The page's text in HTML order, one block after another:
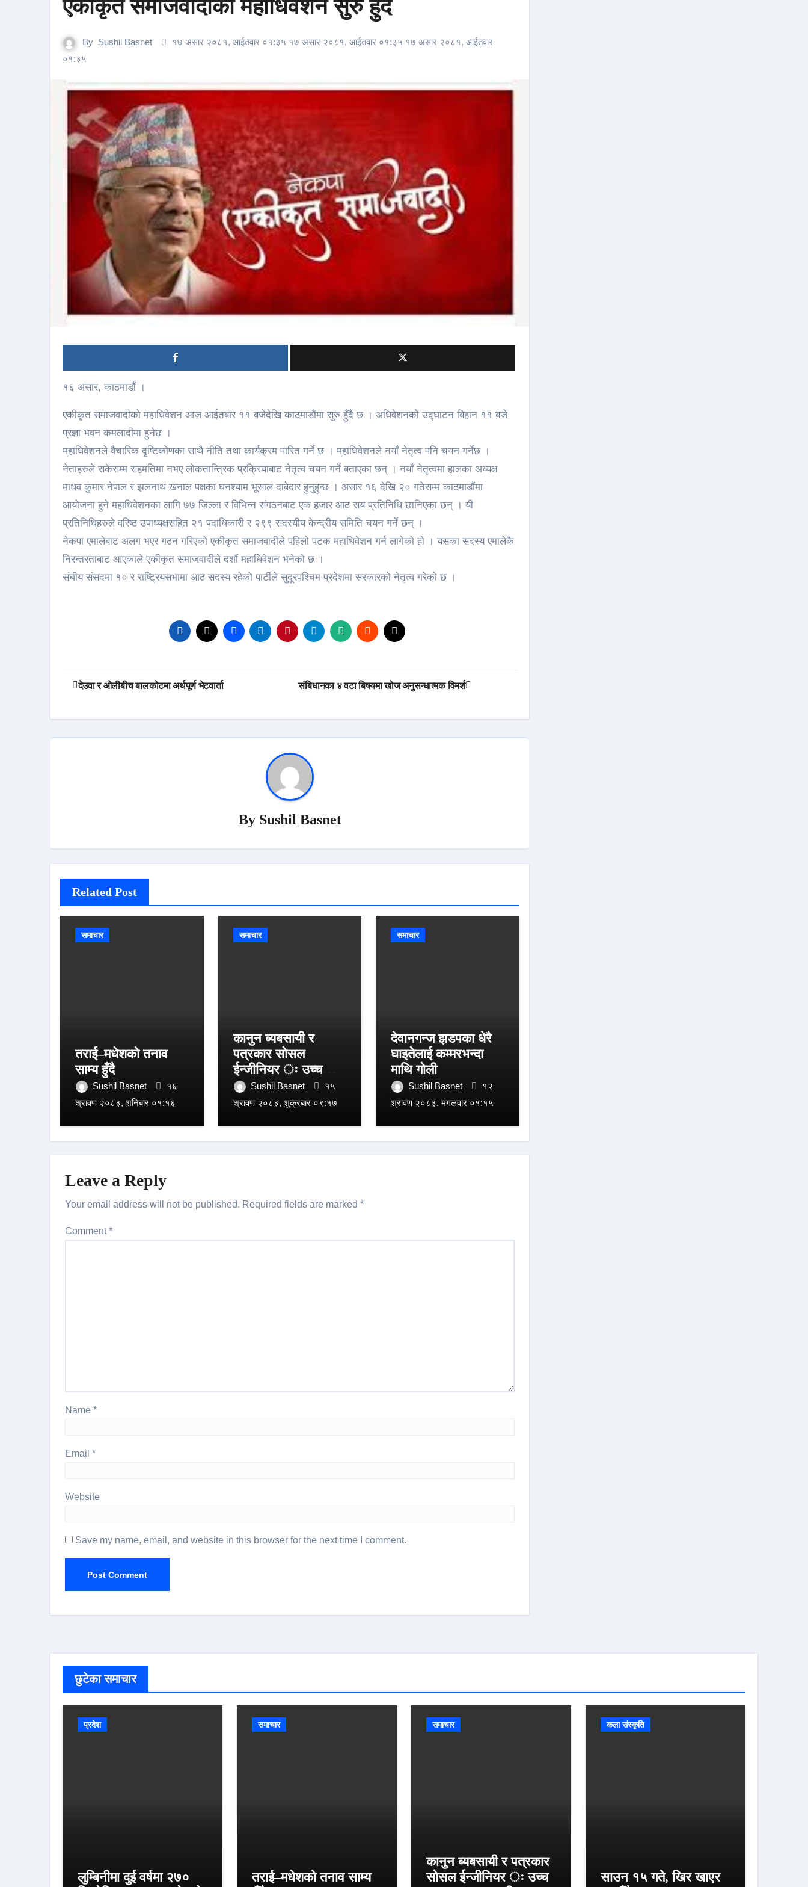
एकीकृत समाजवादीको महाधिवेशन सुरु हुँदै
By Sushil Basnet
१७ असार २०८१, आईतवार ०१:३५ १७ असार २०८१, आईतवार ०१:३५ १७ असार २०८१, आईतवार
०१:३५
१६ असार, काठमाडौं ।
एकीकृत समाजवादीको महाधिवेशन आज आईतबार ११ बजेदेखि काठमाडौंमा सुरु हुँदै छ । अधिवेशनको उद्घाटन बिहान ११ बजे
प्रज्ञा भवन कमलादीमा हुनेछ ।
महाधिवेशनले वैचारिक दृष्टिकोणका साथै नीति तथा कार्यक्रम पारित गर्ने छ । महाधिवेशनले नयाँ नेतृत्व पनि चयन गर्नेछ ।
नेताहरुले सकेसम्म सहमतिमा नभए लोकतान्त्रिक प्रक्रियाबाट नेतृत्व चयन गर्ने बताएका छन् । नयाँ नेतृत्वमा हालका अध्यक्ष
माधव कुमार नेपाल र झलनाथ खनाल पक्षका घनश्याम भूसाल दाबेदार हुनुहुन्छ । असार १६ देखि २० गतेसम्म काठमाडौंमा
आयोजना हुने महाधिवेशनका लागि ७७ जिल्ला र विभिन्न संगठनबाट एक हजार आठ सय प्रतिनिधि छानिएका छन् । यी
प्रतिनिधिहरुले वरिष्ठ उपाध्यक्षसहित २१ पदाधिकारी र २९९ सदस्यीय केन्द्रीय समिति चयन गर्ने छन् ।
नेकपा एमालेबाट अलग भएर गठन गरिएको एकीकृत समाजवादीले पहिलो पटक महाधिवेशन गर्न लागेको हो । यसका सदस्य एमालेकै
निरन्तरताबाट आएकाले एकीकृत समाजवादीले दशौं महाधिवेशन भनेको छ ।
संघीय संसदमा १० र राष्ट्रियसभामा आठ सदस्य रहेको पार्टीले सुदूरपश्चिम प्रदेशमा सरकारको नेतृत्व गरेको छ ।
Post
देउवा र ओलीबीच बालकोटमा अर्थपूर्ण भेटवार्ता संबिधानका ४ वटा बिषयमा खोज अनुसन्धात्मक विमर्श
By Sushil Basnet
Related Post
समाचार
तराई–मधेशको तनाव
साम्य हुँदै
Sushil Basnet
१६
श्रावण २०८३, शनिबार ०१:१६
समाचार
कानुन ब्यबसायी र
पत्रकार सोसल
ईन्जीनियर ः उच्च
अदालतका न्यायाधीश
राना
Sushil Basnet
१५
श्रावण २०८३, शुक्रबार ०९:१७
समाचार
देवानगन्ज झडपका धेरै
घाइतेलाई कम्मरभन्दा
माथि गोली
Sushil Basnet
१२
श्रावण २०८३, मंगलवार ०१:१५
Leave a Reply
Your email address will not be published. Required fields are marked *
Comment*
Name *
Email *
Website
Save my name, email, and website in this browser for the next time I comment.
छुटेका समाचार
प्रदेश
लुम्बिनीमा दुई वर्षमा २७०
समाचार
तराई–मधेशको तनाव साम्य
समाचार
कानुन ब्यबसायी र पत्रकार
सोसल ईन्जीनियर ः उच्च
कला संस्कृति
साउन १५ गते, खिर खाएर